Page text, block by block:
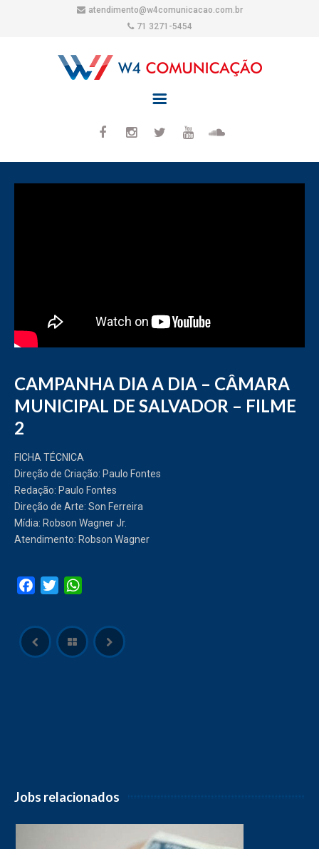
atendimento@w4comunicacao.com.br
71 3271-5454
CAMPANHA DIA A DIA – CÂMARA
MUNICIPAL DE SALVADOR – FILME
2
FICHA TÉCNICA
Direção de Criação: Paulo Fontes
Redação: Paulo Fontes
Direção de Arte: Son Ferreira
Mídia: Robson Wagner Jr.
Atendimento: Robson Wagner
Facebook
Twitter
Jobs relacionados